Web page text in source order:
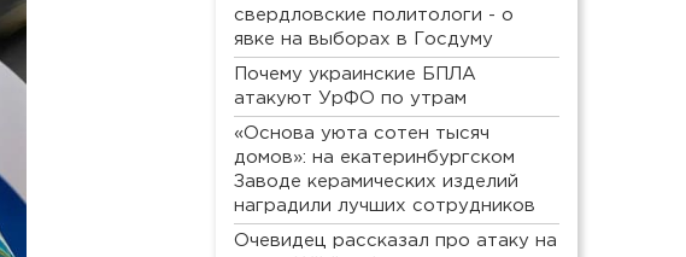
свердловские политологи - о
явке на выборах в Госдуму
Почему украинские БПЛА
атакуют УрФО по утрам
«Основа уюта сотен тысяч
домов»: на екатеринбургском
Заводе керамических изделий
наградили лучших сотрудников
Очевидец рассказал про атаку на